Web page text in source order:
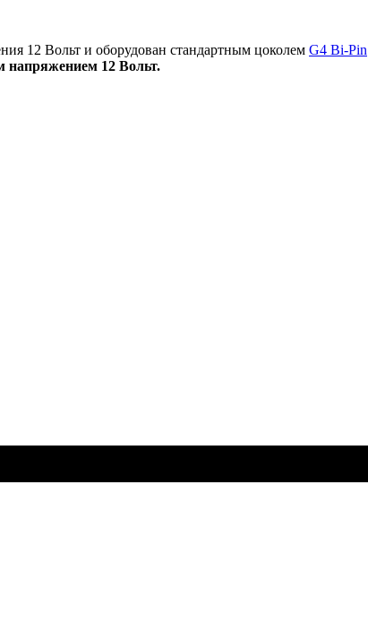
12 Вольт и оборудован стандартным цоколем G4 Bi-Pin
напряжением 12 Вольт.